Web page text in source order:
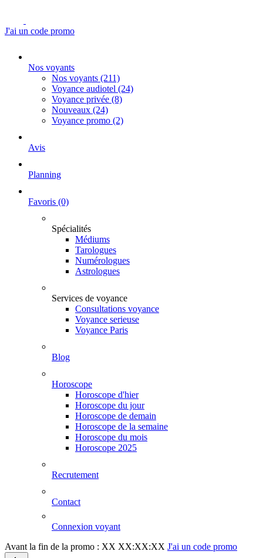
J'ai un code promo
Nos voyants
Nos voyants (211)
Voyance audiotel (24)
Voyance privée (8)
Nouveaux (24)
Voyance promo (2)
Avis
Planning
Favoris (0)
Spécialités
Médiums
Tarologues
Numérologues
Astrologues
Services de voyance
Consultations voyance
Voyance serieuse
Voyance Paris
Blog
Horoscope
Horoscope d'hier
Horoscope du jour
Horoscope de demain
Horoscope de la semaine
Horoscope du mois
Horoscope 2025
Recrutement
Contact
Connexion voyant
Avant la fin de la promo : XX XX:XX:XX J'ai un code promo